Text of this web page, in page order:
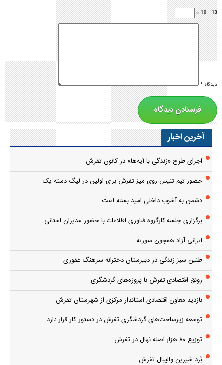
دشمن به آشوب داخلی امید بسته است
برگزاری جلسه کارگروه فناوری اطلاعات با حضور مدیران استانی
ایرانی آزاد همچون سوریه
طنین سبز زندگی در دبیرستان دخترانه سرهنگ غفوری
رونق اقتصادی تفرش با پروژه‌های گردشگری
بازدید معاون اقتصادی استاندار مرکزی از شهرستان تفرش
توسعه زیرساخت‌های گردشگری تفرش در دستور کار قرار دارد
بُرد شیرین والیبال تفرش
جلسه تکریم و معارفه رئیس بنیاد شهید و امور ایثارگران شهرستان تفرش
برگزار شد.
تقابل جبهه حق و باطل همیشه بوده است
آئین تکریم و معارفه فرمانده ناحیه مقاومت بسیج شهرستان تفرش برگزار
شد
تبیین فلسفه ماه رمضان و جایگاه آن در نظام آفرینش
دعای روز اول ماه مبارک رمضان
مجمع بسیج حضور و بالندگی مردم را در مسائل شهرستان نشان می‌دهد
برگزاری کارگاه آموزشی حفظ حریم حیات جنین در شهرستان تفرش
اولین رویداد تخصصی کشوری گردشگری شهر تفرش